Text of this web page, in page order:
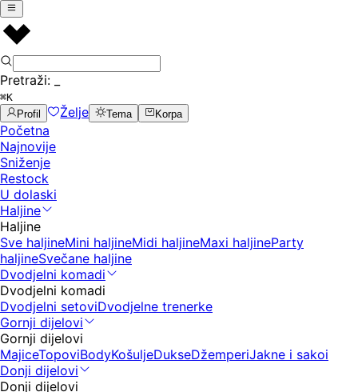
Pretraži:
⌘K
Profil
Želje Tema Korpa
Početna
Najnovije
Sniženje
Restock
U dolaski
Haljine
Haljine
Sve haljineMini haljineMidi haljineMaxi haljineParty
haljineSvečane haljine
Dvodjelni komadi
Dvodjelni komadi
Dvodjelni setoviDvodjelne trenerke
Gornji dijelovi
Gornji dijelovi
MajiceTopoviBodyKošuljeDukseDžemperiJakne i sakoi
Donji dijelovi
Donji dijelovi